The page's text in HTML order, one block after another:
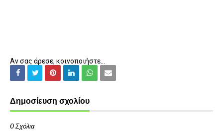
Αν σας άρεσε, κοινοποιήστε...
Δημοσίευση σχολίου
0 Σχόλια